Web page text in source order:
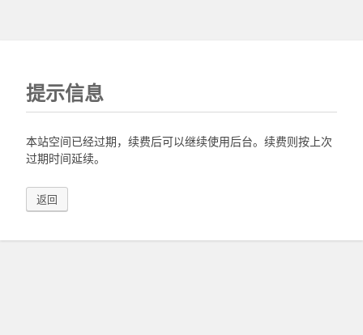
提示信息
本站空间已经过期，续费后可以继续使用后台。续费则按上次
过期时间延续。
返回